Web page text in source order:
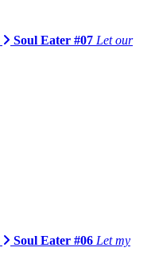
Soul Eater #07 Let our
Soul Eater #06 Let my